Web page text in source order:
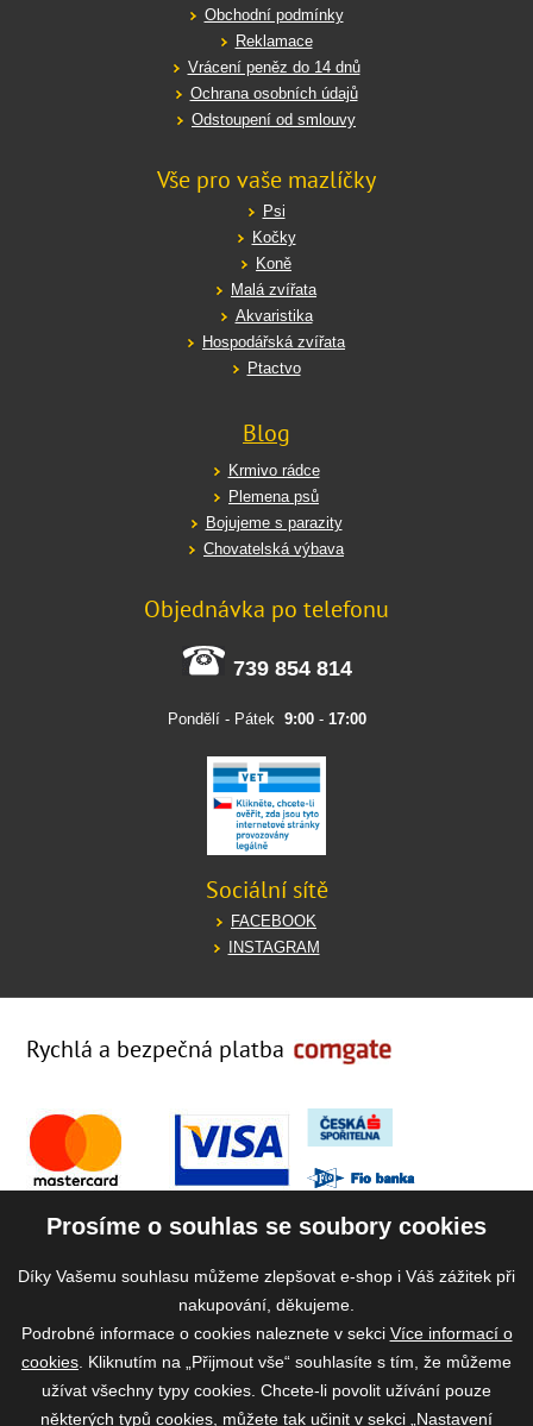
Obchodní podmínky
Reklamace
Vrácení peněz do 14 dnů
Ochrana osobních údajů
Odstoupení od smlouvy
Vše pro vaše mazlíčky
Psi
Kočky
Koně
Malá zvířata
Akvaristika
Hospodářská zvířata
Ptactvo
Blog
Krmivo rádce
Plemena psů
Bojujeme s parazity
Chovatelská výbava
Objednávka po telefonu
739 854 814
Pondělí - Pátek 9:00- 17:00
Sociální sítě
FACEBOOK
INSTAGRAM
Rychlá a bezpečná platba
Prosíme o souhlas se soubory cookies
Díky Vašemu souhlasu můžeme zlepšovat e-shop i Váš zážitek při
nakupování, děkujeme.
Podrobné informace o cookies naleznete v sekci Více informací o
cookies . Kliknutím na „Přijmout vše“ souhlasíte s tím, že můžeme
užívat všechny typy cookies. Chcete-li povolit užívání pouze
některých typů cookies, můžete tak učinit v sekci „Nastavení